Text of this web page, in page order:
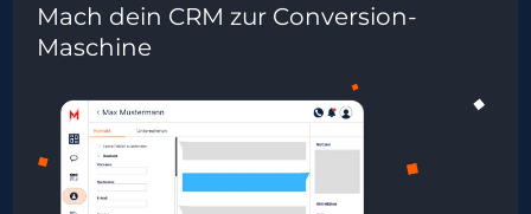
Mach dein CRM zur Conversion-
Maschine